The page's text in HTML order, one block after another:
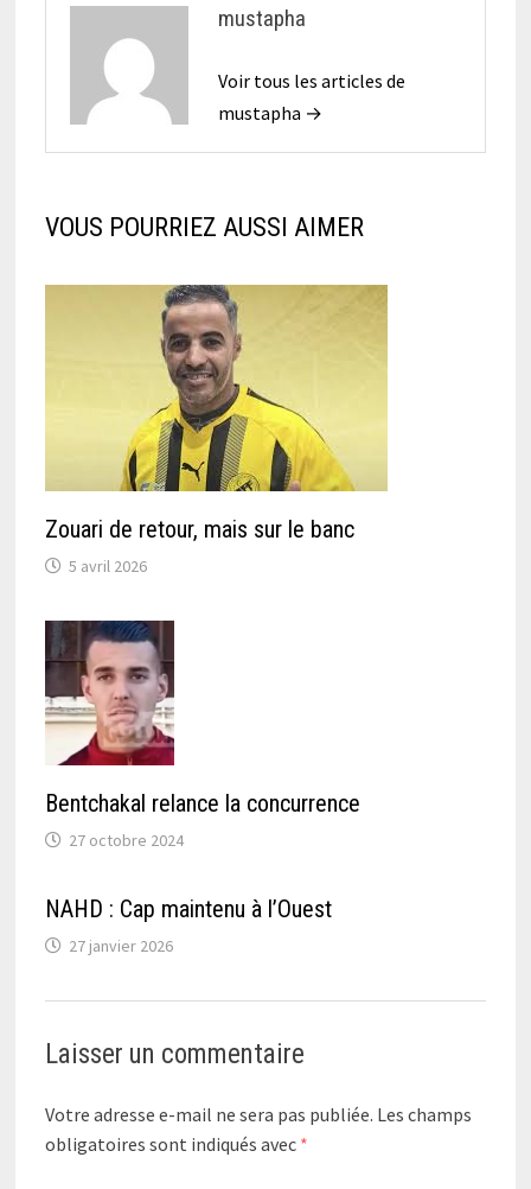
mustapha
Voir tous les articles de
mustapha →
VOUS POURRIEZ AUSSI AIMER
Zouari de retour, mais sur le banc
5 avril 2026
Bentchakal relance la concurrence
27 octobre 2024
NAHD : Cap maintenu à l’Ouest
27 janvier 2026
Laisser un commentaire
Votre adresse e-mail ne sera pas publiée. Les champs
obligatoires sont indiqués avec *